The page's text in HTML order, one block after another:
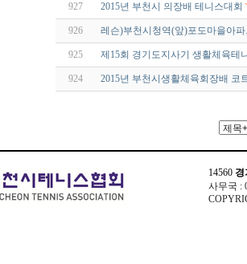
927 2015년 부천시 의장배 테니스대회
926 레슨)부천시청역(앞)포도마을아
925 제15회 경기도지사기 생활체육
924 2015년 부천시생활체육회장배 코
14560 경
사무국 :